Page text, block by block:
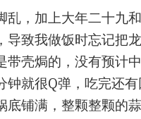
乱，加上大年二十九
导致我做饭时忘记把
带壳焗的，没有预计
钟就很Q弹，吃完还
底铺满，整颗整颗的